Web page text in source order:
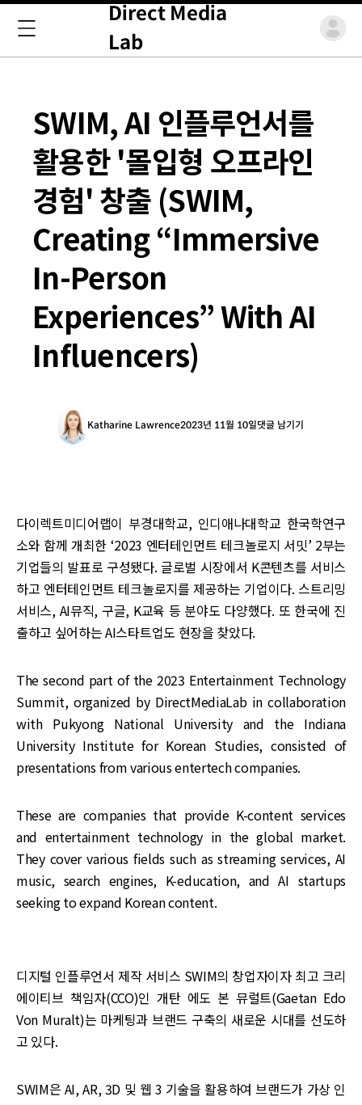
Direct Media
Lab
SWIM, AI 인플루언서를
활용한 '몰입형 오프라인
경험' 창출 (SWIM,
Creating “Immersive
In-Person
Experiences” With AI
Influencers)
Katharine Lawrence2023년 11월 10일댓글 남기기
다이렉트미디어랩이 부경대학교, 인디애나대학교 한국학연구
소와 함께 개최한 ‘2023 엔터테인먼트 테크놀로지 서밋’ 2부는
기업들의 발표로 구성됐다. 글로벌 시장에서 K콘텐츠를 서비스
하고 엔터테인먼트 테크놀로지를 제공하는 기업이다. 스트리밍
서비스, AI뮤직, 구글, K교육 등 분야도 다양했다. 또 한국에 진
출하고 싶어하는 AI스타트업도 현장을 찾았다.
The second part of the 2023 Entertainment Technology
Summit, organized by DirectMediaLab in collaboration
with Pukyong National University and the Indiana
University Institute for Korean Studies, consisted of
presentations from various entertech companies.
These are companies that provide K-content services
and entertainment technology in the global market.
They cover various fields such as streaming services, AI
music, search engines, K-education, and AI startups
seeking to expand Korean content.
디지털 인플루언서 제작 서비스 SWIM의 창업자이자 최고 크리
에이티브 책임자(CCO)인 개탄 에도 본 뮤럴트(Gaetan Edo
Von Muralt)는 마케팅과 브랜드 구축의 새로운 시대를 선도하
고 있다.
SWIM은 AI, AR, 3D 및 웹 3 기술을 활용하여 브랜드가 가상 인